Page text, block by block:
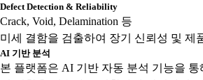
Defect Detection & Reliability
Crack, Void, Delamination 등
미세 결함을 검출하여 장기 신뢰성 및 제
AI 기반 분석
본 플랫폼은 AI 기반 자동 분석 기능을